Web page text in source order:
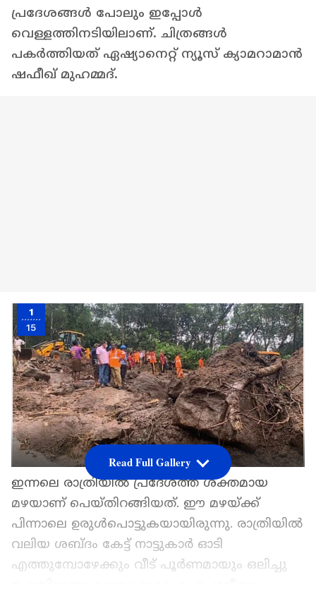
പ്രദേശങ്ങള്‍ പോലും ഇപ്പോള്‍
വെള്ളത്തിനടിയിലാണ്. ചിത്രങ്ങള്‍
പകര്‍ത്തിയത് ഏഷ്യാനെറ്റ് ന്യൂസ് ക്യാമറാമാന്‍
ഷഫീഖ് മുഹമ്മദ്.
1
15
ഇന്നലെ രാത്രിയില്‍ പ്രദേശത്ത് ശക്തമായ
മഴയാണ് പെയ്തിറങ്ങിയത്. ഈ മഴയ്ക്ക്
പിന്നാലെ ഉരുൾപൊട്ടുകയായിരുന്നു. രാത്രിയില്‍
വലിയ ശബ്ദം കേട്ട് നാട്ടുകാർ ഓടി
എത്തുമ്പോഴേക്കും വീട് പൂർണമായും ഒലിച്ചു
Read Full Gallery